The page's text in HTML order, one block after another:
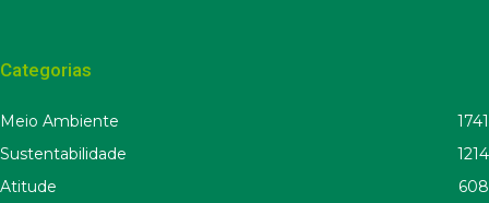
Categorias
Meio Ambiente
1741
Sustentabilidade
1214
Atitude
608